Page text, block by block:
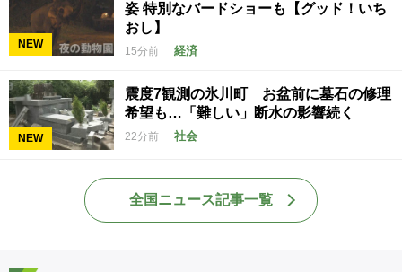
NEW
姿 特別なバードショーも【グッド！いち
おし】
15分前 経済
NEW
震度7観測の氷川町 お盆前に墓石の修理
希望も…「難しい」断水の影響続く
22分前 社会
全国ニュース記事一覧